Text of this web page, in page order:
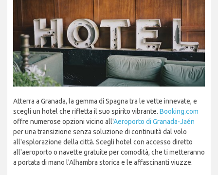
Atterra a Granada, la gemma di Spagna tra le vette innevate, e
scegli un hotel che rifletta il suo spirito vibrante. Booking.com
offre numerose opzioni vicino all'Aeroporto di Granada-Jaén
per una transizione senza soluzione di continuità dal volo
all'esplorazione della città. Scegli hotel con accesso diretto
all'aeroporto o navette gratuite per comodità, che ti metteranno
a portata di mano l'Alhambra storica e le affascinanti viuzze.